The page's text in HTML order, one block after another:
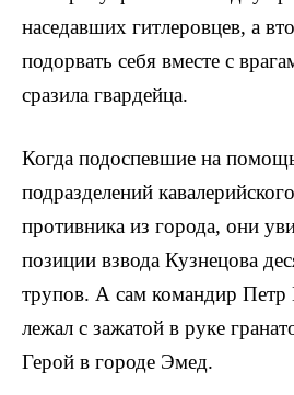
наседавших гитлеровцев, а
подорвать себя вместе с
сразила гвардейца.
Когда подоспевшие на
под­разделений
противника из города, они
позиции взвода Кузнецова
трупов. А сам командир Петр
лежал с зажатой в руке
Герой в городе Эмед.